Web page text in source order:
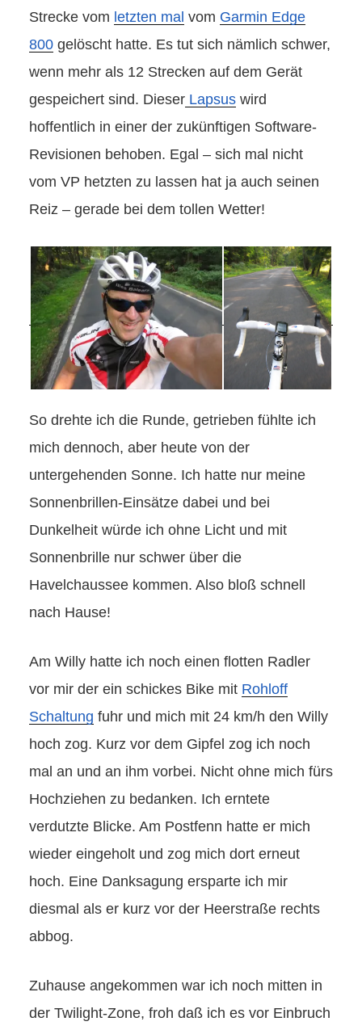
Strecke vom letzten mal vom Garmin Edge
800 gelöscht hatte. Es tut sich nämlich schwer,
wenn mehr als 12 Strecken auf dem Gerät
gespeichert sind. Dieser Lapsus wird
hoffentlich in einer der zukünftigen Software-
Revisionen behoben. Egal – sich mal nicht
vom VP hetzten zu lassen hat ja auch seinen
Reiz – gerade bei dem tollen Wetter!
So drehte ich die Runde, getrieben fühlte ich
mich dennoch, aber heute von der
untergehenden Sonne. Ich hatte nur meine
Sonnenbrillen-Einsätze dabei und bei
Dunkelheit würde ich ohne Licht und mit
Sonnenbrille nur schwer über die
Havelchaussee kommen. Also bloß schnell
nach Hause!
Am Willy hatte ich noch einen flotten Radler
vor mir der ein schickes Bike mit Rohloff
Schaltung fuhr und mich mit 24 km/h den Willy
hoch zog. Kurz vor dem Gipfel zog ich noch
mal an und an ihm vorbei. Nicht ohne mich fürs
Hochziehen zu bedanken. Ich erntete
verdutzte Blicke. Am Postfenn hatte er mich
wieder eingeholt und zog mich dort erneut
hoch. Eine Danksagung ersparte ich mir
diesmal als er kurz vor der Heerstraße rechts
abbog.
Zuhause angekommen war ich noch mitten in
der Twilight-Zone, froh daß ich es vor Einbruch